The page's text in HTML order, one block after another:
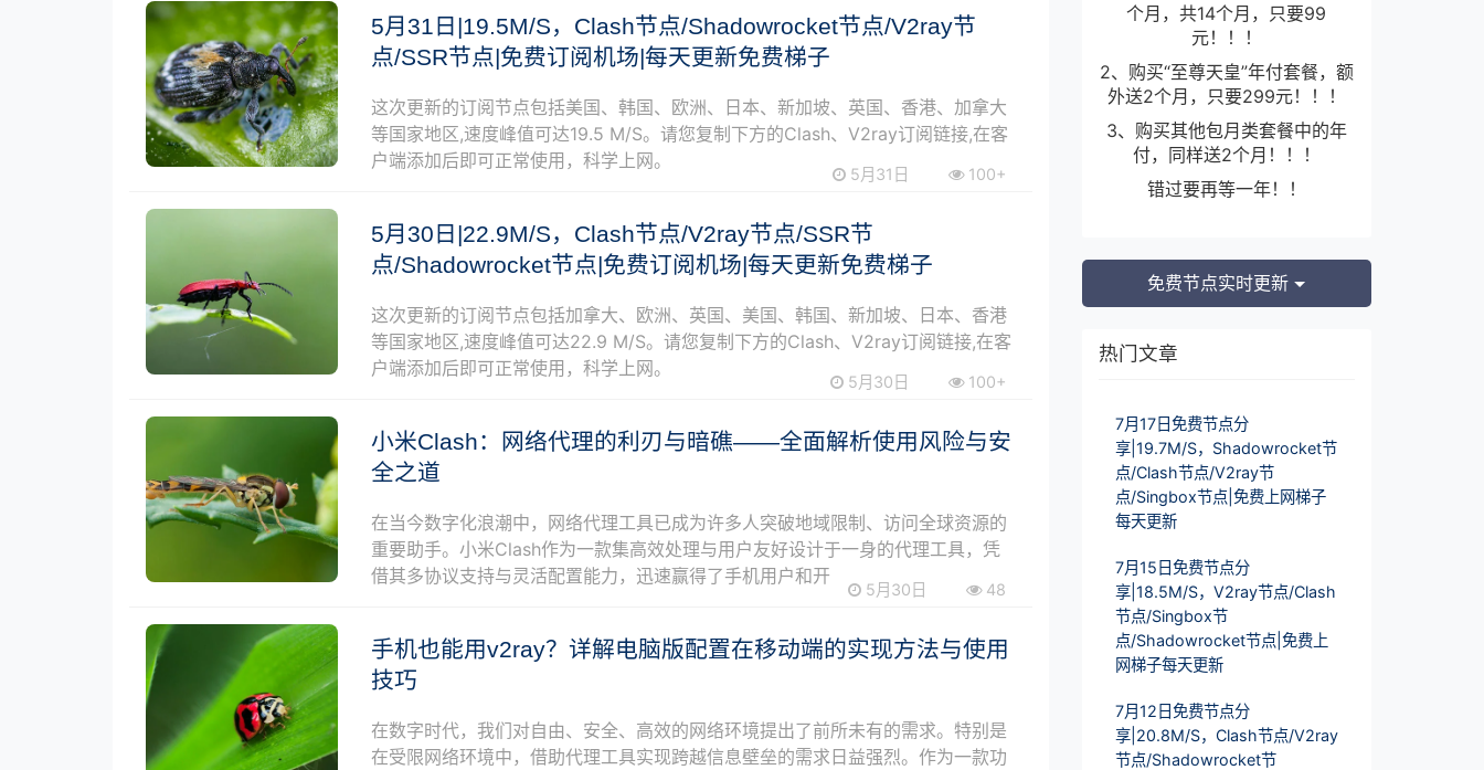
5月31日|19.5M/S，Clash节点/Shadowrocket节点/V2ray节
点/SSR节点|免费订阅机场|每天更新免费梯子
这次更新的订阅节点包括美国、韩国、欧洲、日本、新加坡、英国、香港、加拿大
等国家地区,速度峰值可达19.5 M/S。请您复制下方的Clash、V2ray订阅链接,在客
户端添加后即可正常使用，科学上网。
5月31日 100+
5月30日|22.9M/S，Clash节点/V2ray节点/SSR节
点/Shadowrocket节点|免费订阅机场|每天更新免费梯子
这次更新的订阅节点包括加拿大、欧洲、英国、美国、韩国、新加坡、日本、香港
等国家地区,速度峰值可达22.9 M/S。请您复制下方的Clash、V2ray订阅链接,在客
户端添加后即可正常使用，科学上网。
5月30日 100+
小米Clash：网络代理的利刃与暗礁——全面解析使用风险与安
全之道
在当今数字化浪潮中，网络代理工具已成为许多人突破地域限制、访问全球资源的
重要助手。小米Clash作为一款集高效处理与用户友好设计于一身的代理工具，凭
借其多协议支持与灵活配置能力，迅速赢得了手机用户和开
5月30日 48
手机也能用v2ray？详解电脑版配置在移动端的实现方法与使用
技巧
在数字时代，我们对自由、安全、高效的网络环境提出了前所未有的需求。特别是
在受限网络环境中，借助代理工具实现跨越信息壁垒的需求日益强烈。作为一款功
个月，共14个月，只要99
元！！！
2、购买“至尊天皇”年付套餐，额
外送2个月，只要299元！！！
3、购买其他包月类套餐中的年
付，同样送2个月！！！
错过要再等一年！！
免费节点实时更新
热门文章
7月17日免费节点分
享|19.7M/S，Shadowrocket节
点/Clash节点/V2ray节
点/Singbox节点|免费上网梯子
每天更新
7月15日免费节点分
享|18.5M/S，V2ray节点/Clash
节点/Singbox节
点/Shadowrocket节点|免费上
网梯子每天更新
7月12日免费节点分
享|20.8M/S，Clash节点/V2ray
节点/Shadowrocket节